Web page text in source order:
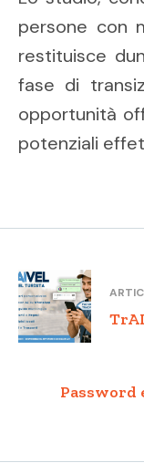
persone con
restituisce
fase di
opportunità
potenziali
Password